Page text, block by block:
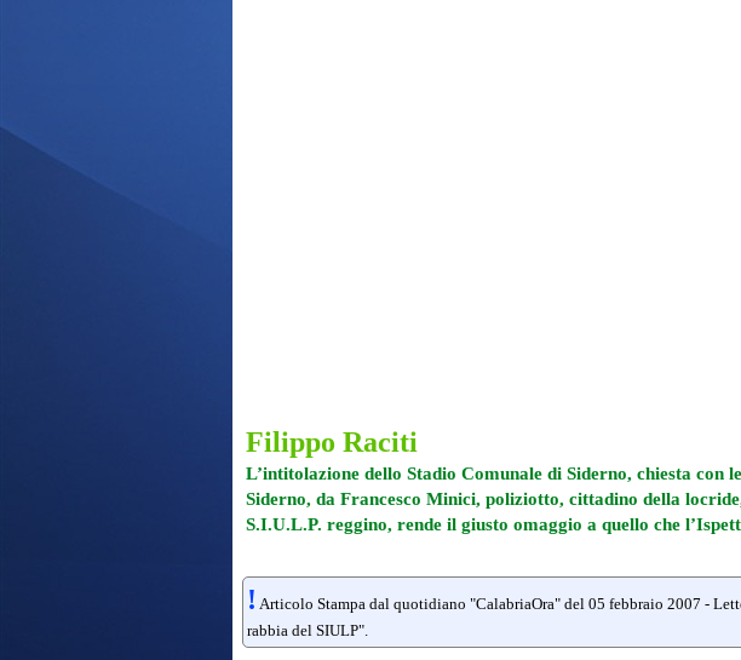
Filippo Raciti
L’intitolazione dello Stadio Comunale di Siderno, chiesta
Siderno, da Francesco Minici, poliziotto, cittadino della
S.I.U.L.P. reggino, rende il giusto omaggio a quello che
! Articolo Stampa dal quotidiano "CalabriaOra" del 05 febbraio 2007 -
rabbia del SIULP".